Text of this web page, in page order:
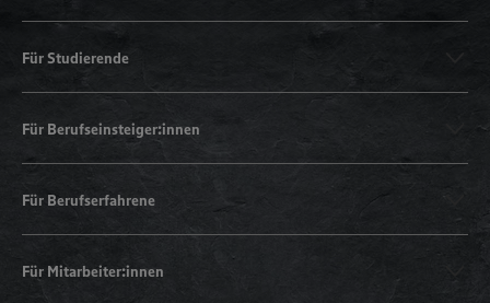
Für Studierende
Für Berufseinsteiger:innen
Für Berufserfahrene
Für Mitarbeiter:innen